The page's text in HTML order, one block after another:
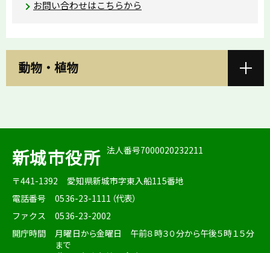
お問い合わせはこちらから
動物・植物
新城市役所 法人番号7000020232211
〒441-1392
愛知県新城市字東入船115番地
電話番号
0536-23-1111（代表）
ファクス
0536-23-2002
開庁時間
月曜日から金曜日 午前８時３０分から午後５時１５分
まで